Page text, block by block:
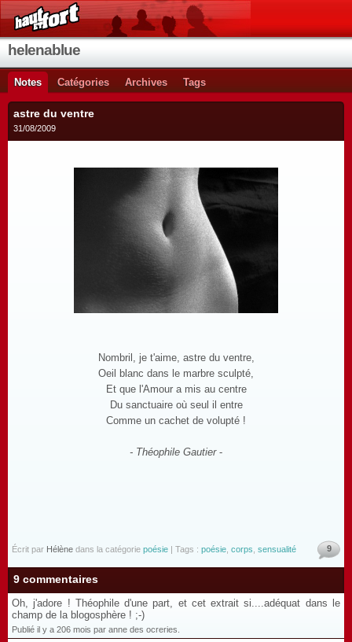
helenablue
Notes Catégories Archives Tags
astre du ventre
31/08/2009
Nombril, je t'aime, astre du ventre,
Oeil blanc dans le marbre sculpté,
Et que l'Amour a mis au centre
Du sanctuaire où seul il entre
Comme un cachet de volupté !
- Théophile Gautier-
Écrit par Hélène dans la catégorie poésie | Tags : poésie corps sensualité 9
9 commentaires
Oh, j'adore ! Théophile d'une part, et cet extrait si....adéquat dans le
champ de la blogosphère ! ;-)
Publié il y a 206 mois par anne des ocreries.